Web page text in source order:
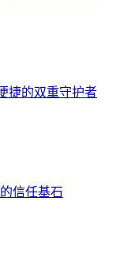
捷的双重守护者
信任基石